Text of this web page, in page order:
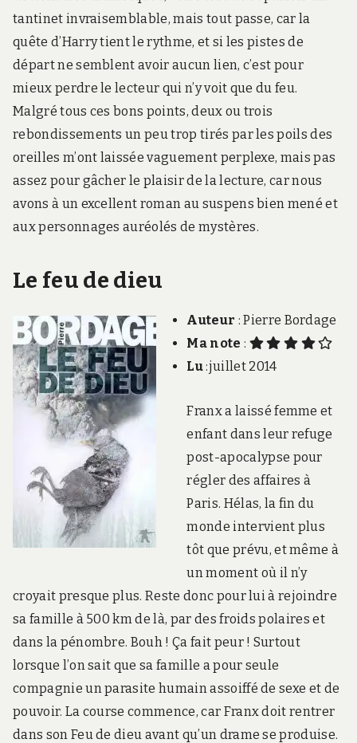
tantinet invraisemblable, mais tout passe, car la
quête d’Harry tient le rythme, et si les pistes de
départ ne semblent avoir aucun lien, c’est pour
mieux perdre le lecteur qui n’y voit que du feu.
Malgré tous ces bons points, deux ou trois
rebondissements un peu trop tirés par les poils des
oreilles m’ont laissée vaguement perplexe, mais pas
assez pour gâcher le plaisir de la lecture, car nous
avons à un excellent roman au suspens bien mené et
aux personnages auréolés de mystères.
Le feu de dieu
Auteur : Pierre Bordage
Ma note :
Lu:juillet 2014
Franx a laissé femme et
enfant dans leur refuge
post-apocalypse pour
régler des affaires à
Paris. Hélas, la fin du
monde intervient plus
tôt que prévu, et même à
un moment où il n’y
croyait presque plus. Reste donc pour lui à rejoindre
sa famille à 500 km de là, par des froids polaires et
dans la pénombre. Bouh ! Ça fait peur ! Surtout
lorsque l’on sait que sa famille a pour seule
compagnie un parasite humain assoiffé de sexe et de
pouvoir. La course commence, car Franx doit rentrer
dans son Feu de dieu avant qu’un drame se produise.